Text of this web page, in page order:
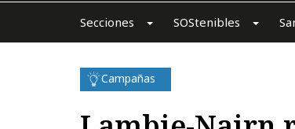
Secciones SOStenibles
Campañas